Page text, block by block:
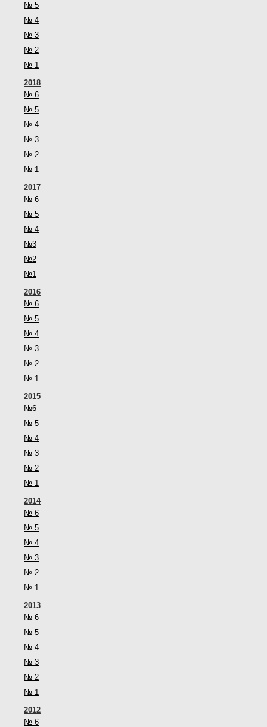
№ 5
№ 4
№ 3
№ 2
№ 1
2018
№ 6
№ 5
№ 4
№ 3
№ 2
№ 1
2017
№ 6
№ 5
№ 4
№3
№2
№1
2016
№ 6
№ 5
№ 4
№ 3
№ 2
№ 1
2015
№6
№ 5
№ 4
№ 3
№ 2
№ 1
2014
№ 6
№ 5
№ 4
№ 3
№ 2
№ 1
2013
№ 6
№ 5
№ 4
№ 3
№ 2
№ 1
2012
№ 6